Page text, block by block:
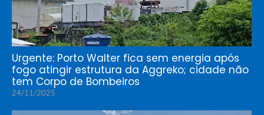
Urgente: Porto Walter fica sem energia após
fogo atingir estrutura da Aggreko; cidade não
tem Corpo de Bombeiros
24/11/2025